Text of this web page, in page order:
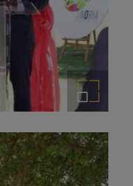
Ampliar imagen